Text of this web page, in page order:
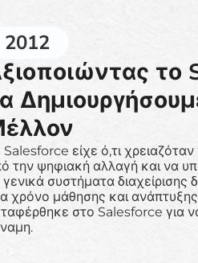
2012
το
Salesforce είχε ό,τι
την ψηφιακή αλλαγή και να
γενικά συστήματα
χρόνο μάθησης και
στο Salesforce για